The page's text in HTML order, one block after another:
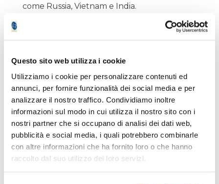
Questo sito web utilizza i cookie
Utilizziamo i cookie per personalizzare contenuti ed
annunci, per fornire funzionalità dei social media e per
analizzare il nostro traffico. Condividiamo inoltre
informazioni sul modo in cui utilizza il nostro sito con i
nostri partner che si occupano di analisi dei dati web,
pubblicità e social media, i quali potrebbero combinarle
con altre informazioni che ha fornito loro o che hanno
raccolto dal suo utilizzo dei loro servizi.
come Russia, Vietnam e India.